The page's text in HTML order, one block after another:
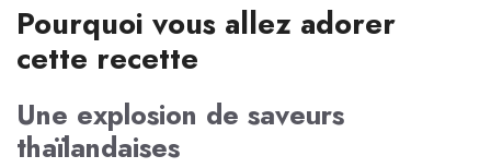
Pourquoi vous allez adorer
cette recette
Une explosion de saveurs
thaïlandaises